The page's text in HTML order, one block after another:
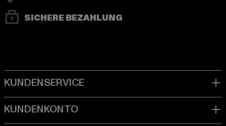
SICHERE BEZAHLUNG